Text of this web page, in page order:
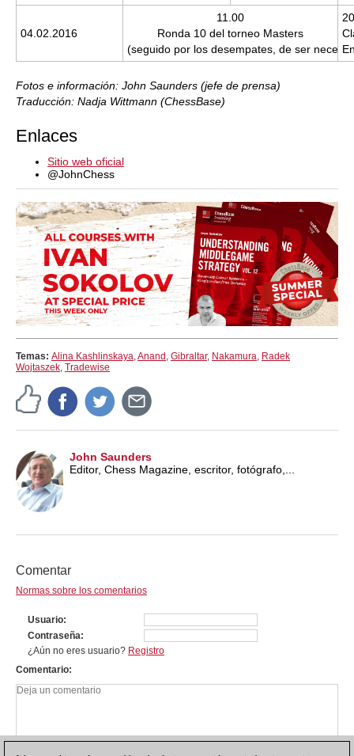
04.02.2016
11.00
Ronda 10 del torneo Masters
(seguido por los desempates, de ser
Fotos e información: John Saunders (jefe de prensa)
Traducción: Nadja Wittmann (ChessBase)
Enlaces
Sitio web oficial
@JohnChess
Temas: Alina Kashlinskaya Anand Gibraltar, Nakamura Radek
Wojtaszek Tradewise
John Saunders
Editor, Chess Magazine, escritor, fotógrafo,...
Comentar
Normas sobre los comentarios
Usuario
Contraseña
¿Aún no eres usuario? Registro
Comentario